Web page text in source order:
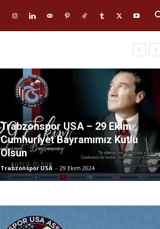
Trabzonspor USA – 29 Ekim
Cumhuriyet Bayramımız Kutlu
Olsun
Trabzonspor USA - 29 Ekim 2024